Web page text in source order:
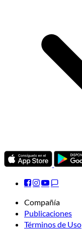
Compañía
Publicaciones
Términos de Uso